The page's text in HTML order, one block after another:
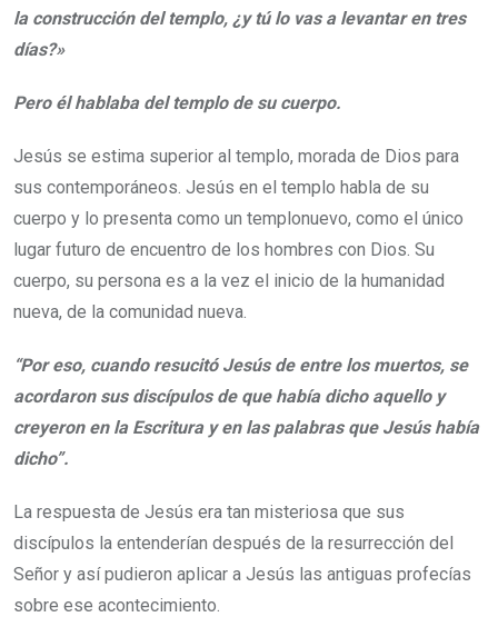
la construcción del templo, ¿y tú lo vas a levantar en tres
días?»
Pero él hablaba del templo de su cuerpo.
Jesús se estima superior al templo, morada de Dios para
sus contemporáneos. Jesús en el templo habla de su
cuerpo y lo presenta como un templonuevo, como el único
lugar futuro de encuentro de los hombres con Dios. Su
cuerpo, su persona es a la vez el inicio de la humanidad
nueva, de la comunidad nueva.
“Por eso, cuando resucitó Jesús de entre los muertos, se
acordaron sus discípulos de que había dicho aquello y
creyeron en la Escritura y en las palabras que Jesús había
dicho”.
La respuesta de Jesús era tan misteriosa que sus
discípulos la entenderían después de la resurrección del
Señor y así pudieron aplicar a Jesús las antiguas profecías
sobre ese acontecimiento.